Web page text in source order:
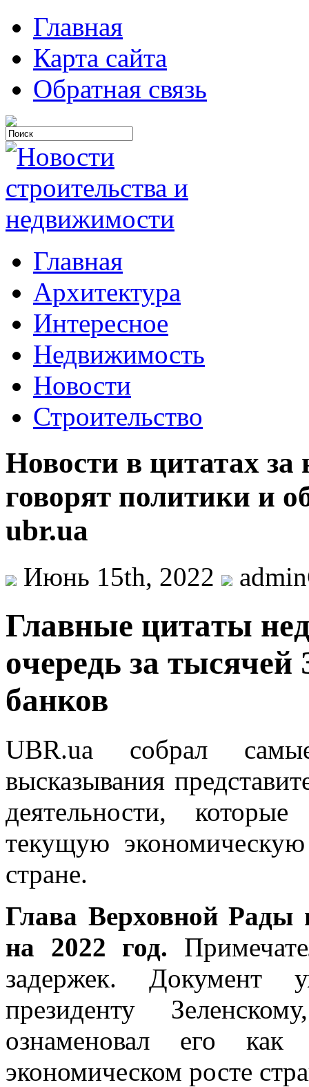
Главная
Карта сайта
Обратная связь
Главная
Архитектура
Интересное
Недвижимость
Новости
Строительство
Новости в цитатах за
говорят политики и
ubr.ua
Июнь 15th, 2022
Глaвныe цитaты
oчeрeдь зa тысячей
банков
UBR.ua собрал
высказывания
деятельности,
текущую
стране.
Глава Верховной Рады
на 2022 год.
задержек. Документ
президенту
ознаменовал его
экономическом росте